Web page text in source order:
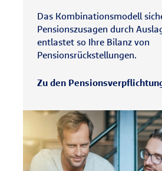
Das Kombinationsmodell
Pensionszusagen durch
entlastet so Ihre Bilanz von
Pensionsrückstellungen.
Zu den